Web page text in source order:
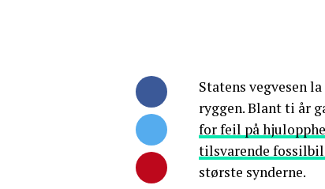
Statens vegvesen
ryggen. Blant ti år
for feil på
tilsvarende
største synderne.